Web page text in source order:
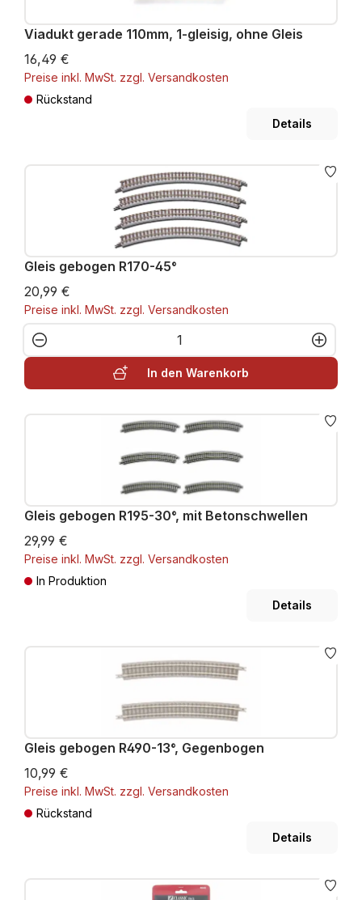
Viadukt gerade 110mm, 1-gleisig, ohne Gleis
16,49 €
Preise inkl. MwSt. zzgl. Versandkosten
Rückstand
Details
Gleis gebogen R170-45°
20,99 €
Preise inkl. MwSt. zzgl. Versandkosten
Produkt Anzahl: Gib den
In den Warenkorb
Gleis gebogen R195-30°, mit Betonschwellen
29,99 €
Preise inkl. MwSt. zzgl. Versandkosten
In Produktion
Details
Gleis gebogen R490-13°, Gegenbogen
10,99 €
Preise inkl. MwSt. zzgl. Versandkosten
Rückstand
Details